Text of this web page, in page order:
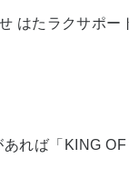
はたラクサポー
れば「KING